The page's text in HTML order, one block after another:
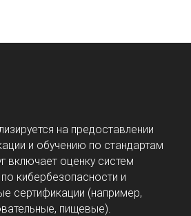
на предоставлении
и обучению по стандартам
включает оценку систем
кибербезопасности и
сертификации (например,
пищевые).